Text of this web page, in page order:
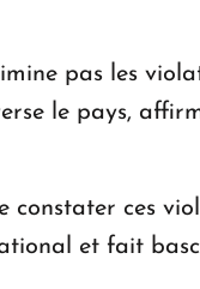
pas les
le pays,
constater ces
et fait